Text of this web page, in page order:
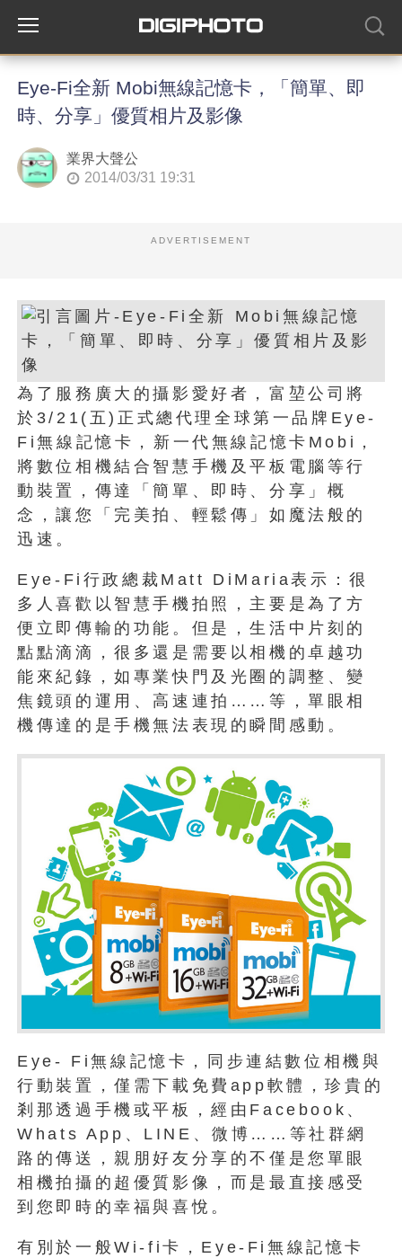
Eye-Fi全新 Mobi無線記憶卡，「簡單、即
時、分享」優質相片及影像
業界大聲公
2014/03/31 19:31
ADVERTISEMENT
為了服務廣大的攝影愛好者，富堃公司將
於3/21(五)正式總代理全球第一品牌Eye-
Fi無線記憶卡，新一代無線記憶卡Mobi，
將數位相機結合智慧手機及平板電腦等行
動裝置，傳達「簡單、即時、分享」概
念，讓您「完美拍、輕鬆傳」如魔法般的
迅速。
Eye-Fi行政總裁Matt DiMaria表示：很
多人喜歡以智慧手機拍照，主要是為了方
便立即傳輸的功能。但是，生活中片刻的
點點滴滴，很多還是需要以相機的卓越功
能來紀錄，如專業快門及光圈的調整、變
焦鏡頭的運用、高速連拍……等，單眼相
機傳達的是手機無法表現的瞬間感動。
Eye- Fi無線記憶卡，同步連結數位相機與
行動裝置，僅需下載免費app軟體，珍貴的
剎那透過手機或平板，經由Facebook、
Whats App、LINE、微博……等社群網
路的傳送，親朋好友分享的不僅是您單眼
相機拍攝的超優質影像，而是最直接感受
到您即時的幸福與喜悅。
有別於一般Wi-fi卡，Eye-Fi無線記憶卡